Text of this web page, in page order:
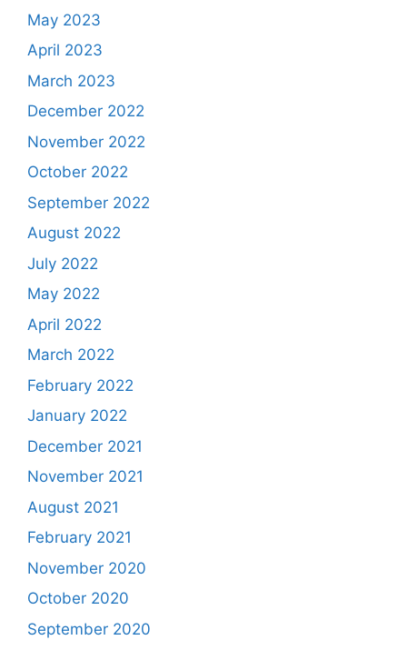
May 2023
April 2023
March 2023
December 2022
November 2022
October 2022
September 2022
August 2022
July 2022
May 2022
April 2022
March 2022
February 2022
January 2022
December 2021
November 2021
August 2021
February 2021
November 2020
October 2020
September 2020